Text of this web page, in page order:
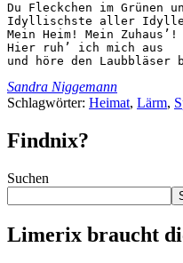
Du Fleckchen im Grünen
Idyllischste aller
Mein Heim! Mein Zuhaus’!
Hier ruh’ ich mich aus
und höre den Laubbläser
Sandra Niggemann
Schlagwörter: Heimat, Lärm,
Findnix?
Suchen
Limerix braucht